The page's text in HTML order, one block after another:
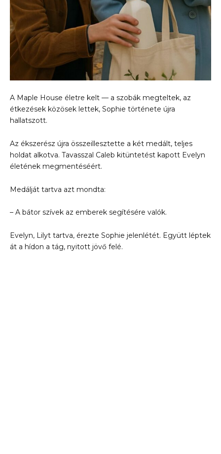
A Maple House életre kelt — a szobák megteltek, az
étkezések közösek lettek, Sophie története újra
hallatszott.
Az ékszerész újra összeillesztette a két medált, teljes
holdat alkotva. Tavasszal Caleb kitüntetést kapott Evelyn
életének megmentéséért.
Medálját tartva azt mondta:
– A bátor szívek az emberek segítésére valók.
Evelyn, Lilyt tartva, érezte Sophie jelenlétét. Együtt léptek
át a hídon a tág, nyitott jövő felé.